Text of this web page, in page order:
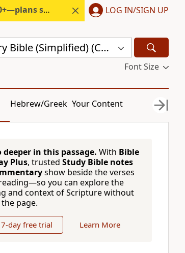
$6/month. LOG IN/SIGN UP
Chinese Contemporary Bible (Simplified) (CCB)
Font Size
Hebrew/Greek Your Content
deeper in this passage. With Bible
Plus, trusted Study Bible notes
show beside the verses
you can explore the
and context of Scripture without
page.
day free trial Learn More